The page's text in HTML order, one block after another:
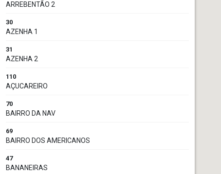
ARREBENTÃO 2
30
AZENHA 1
31
AZENHA 2
110
AÇUCAREIRO
70
BAIRRO DA NAV
69
BAIRRO DOS AMERICANOS
47
BANANEIRAS